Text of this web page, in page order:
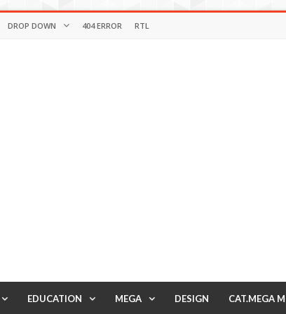
DROP DOWN 404 ERROR RTL
EDUCATION MEGA DESIGN CAT.MEGA